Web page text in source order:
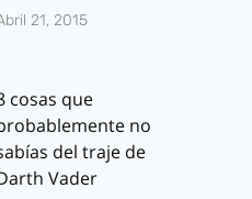
21, 2015
cosas que
no
del traje de
Vader